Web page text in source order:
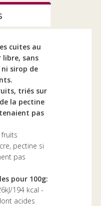
cuites au
libre, sans
sirop de
triés sur
la pectine
pas
pectine si
pas
pour 100g:
194 kcal -
acides